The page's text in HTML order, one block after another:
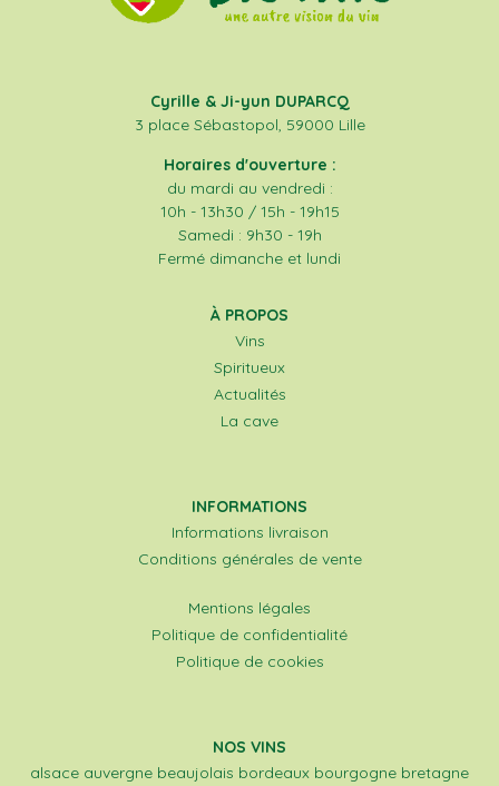
Cyrille & Ji-yun DUPARCQ
3 place Sébastopol, 59000 Lille
Horaires d'ouverture :
du mardi au vendredi :
10h - 13h30 / 15h - 19h15
Samedi : 9h30 - 19h
Fermé dimanche et lundi
À PROPOS
Vins
Spiritueux
Actualités
La cave
INFORMATIONS
Informations livraison
Conditions générales de vente
Mentions légales
Politique de confidentialité
Politique de cookies
NOS VINS
alsace auvergne beaujolais bordeaux bourgogne bretagne